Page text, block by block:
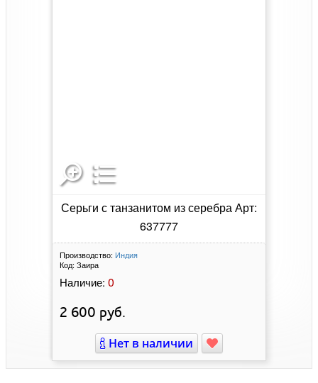
Серьги с танзанитом из серебра Арт:
637777
Производство: Индия
Код: Заира
Наличие: 0
2 600 руб.
Нет в наличии